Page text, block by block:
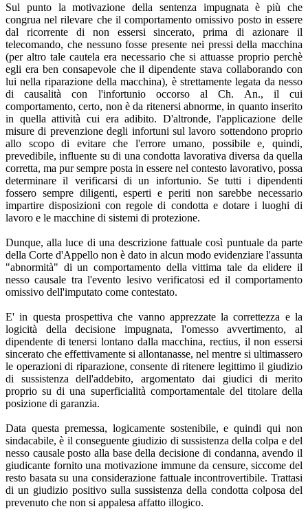
Sul punto la motivazione della sentenza impugnata è più che
congrua nel rilevare che il comportamento omissivo posto in essere
dal ricorrente di non essersi sincerato, prima di azionare il
telecomando, che nessuno fosse presente nei pressi della macchina
(per altro tale cautela era necessario che si attuasse proprio perchè
egli era ben consapevole che il dipendente stava collaborando con
lui nella riparazione della macchina), è strettamente legata da nesso
di causalità con l'infortunio occorso al Ch. An., il cui
comportamento, certo, non è da ritenersi abnorme, in quanto inserito
in quella attività cui era adibito. D'altronde, l'applicazione delle
misure di prevenzione degli infortuni sul lavoro sottendono proprio
allo scopo di evitare che l'errore umano, possibile e, quindi,
prevedibile, influente su di una condotta lavorativa diversa da quella
corretta, ma pur sempre posta in essere nel contesto lavorativo, possa
determinare il verificarsi di un infortunio. Se tutti i dipendenti
fossero sempre diligenti, esperti e periti non sarebbe necessario
impartire disposizioni con regole di condotta e dotare i luoghi di
lavoro e le macchine di sistemi di protezione.
Dunque, alla luce di una descrizione fattuale così puntuale da parte
della Corte d'Appello non è dato in alcun modo evidenziare l'assunta
"abnormità" di un comportamento della vittima tale da elidere il
nesso causale tra l'evento lesivo verificatosi ed il comportamento
omissivo dell'imputato come contestato.
E' in questa prospettiva che vanno apprezzate la correttezza e la
logicità della decisione impugnata, l'omesso avvertimento, al
dipendente di tenersi lontano dalla macchina, rectius, il non essersi
sincerato che effettivamente si allontanasse, nel mentre si ultimassero
le operazioni di riparazione, consente di ritenere legittimo il giudizio
di sussistenza dell'addebito, argomentato dai giudici di merito
proprio su di una superficialità comportamentale del titolare della
posizione di garanzia.
Data questa premessa, logicamente sostenibile, e quindi qui non
sindacabile, è il conseguente giudizio di sussistenza della colpa e del
nesso causale posto alla base della decisione di condanna, avendo il
giudicante fornito una motivazione immune da censure, siccome del
resto basata su una considerazione fattuale incontrovertibile. Trattasi
di un giudizio positivo sulla sussistenza della condotta colposa del
prevenuto che non si appalesa affatto illogico.